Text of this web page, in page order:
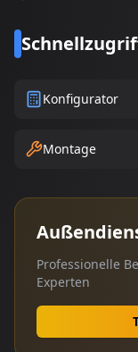
Konfigurator
Montage
Professionelle
Experten